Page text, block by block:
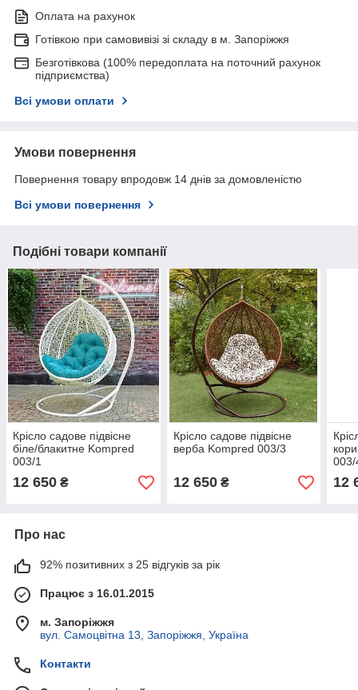
Оплата на рахунок
Готівкою при самовивізі зі складу в м. Запоріжжя
Безготівкова (100% передоплата на поточний рахунок
підприємства)
Всі умови оплати
Умови повернення
Повернення товару впродовж 14 днів за домовленістю
Всі умови повернення
Подібні товари компанії
Крісло садове підвісне
біле/блакитне Kompred
003/1
12 650 ₴
Крісло садове підвісне
верба Kompred 003/3
12 650₴
003/
12
Про нас
92% позитивних з 25 відгуків за рік
Працює з 16.01.2015
м. Запоріжжя
вул. Самоцвітна 13, Запоріжжя, Україна
Контакти